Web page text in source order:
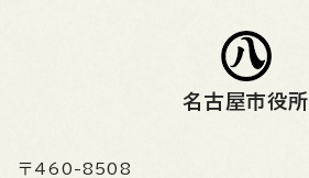
名古屋市役所
〒460-8508